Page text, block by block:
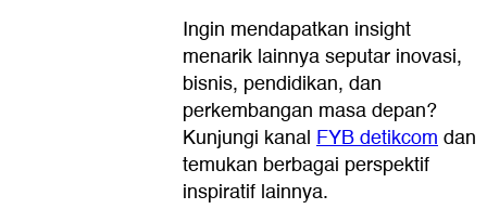
Ingin mendapatkan insight
menarik lainnya seputar inovasi,
bisnis, pendidikan, dan
perkembangan masa depan?
Kunjungi kanal FYB detikcomdan
temukan berbagai perspektif
inspiratif lainnya.